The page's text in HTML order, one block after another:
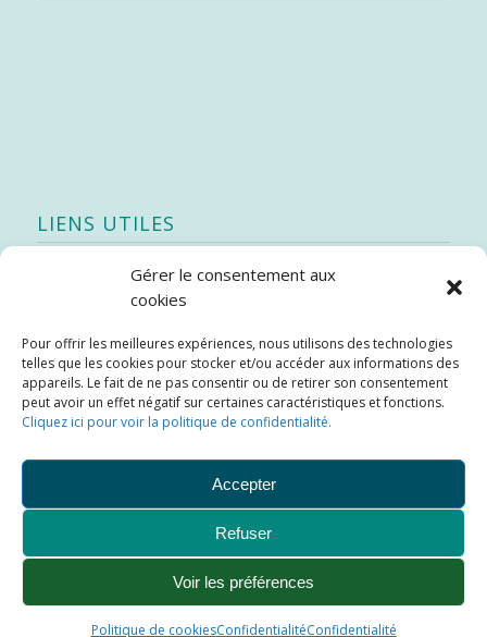
Gérer le consentement aux
cookies
Pour offrir les meilleures expériences, nous utilisons des technologies
telles que les cookies pour stocker et/ou accéder aux informations des
appareils. Le fait de ne pas consentir ou de retirer son consentement
peut avoir un effet négatif sur certaines caractéristiques et fonctions.
Cliquez ici pour voir la politique de confidentialité.
Accepter
Refuser
Voir les préférences
Politique de cookiesConfidentialitéConfidentialité
LIENS UTILES
Quoi de neuf
Stratégie québécoise d’économie d’eau potable
Bibliothèque
Météo locale